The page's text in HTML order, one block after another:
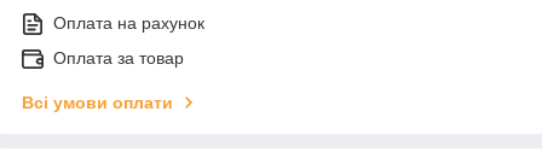
Оплата на рахунок
Оплата за товар
Всі умови оплати